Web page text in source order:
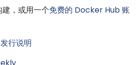
，或用一个免费的 Docker Hub 账
行说明